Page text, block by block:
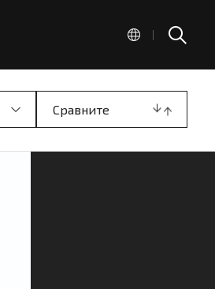
Сравните